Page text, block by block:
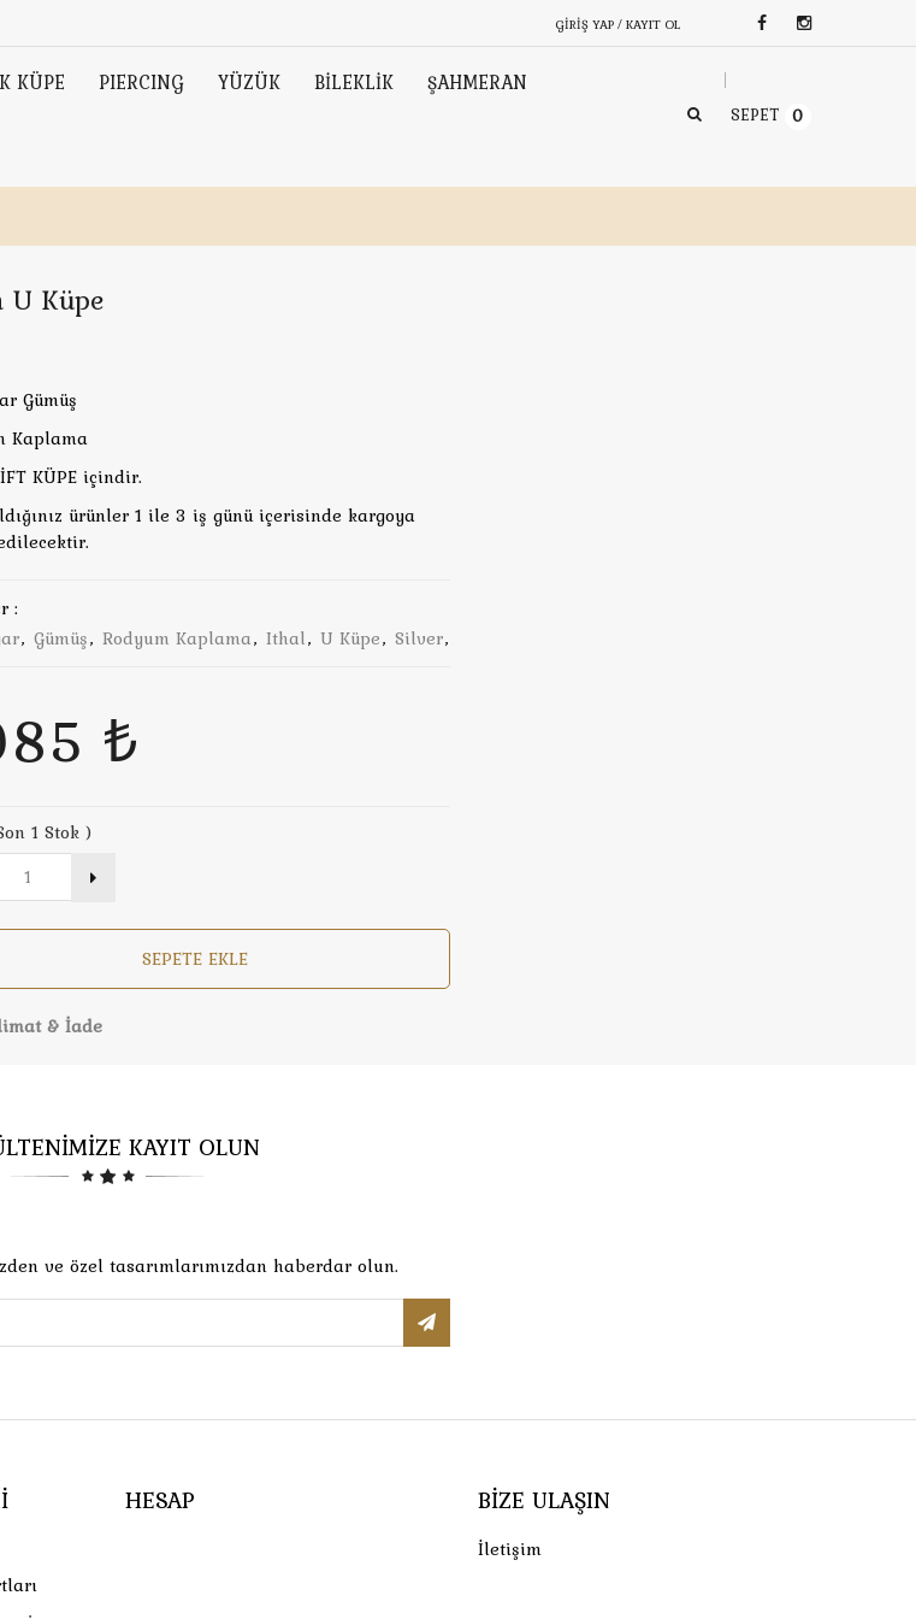
GIRIŞ YAP / KAYIT OL
KÜPE PIERCING YÜZÜK BİLEKLİK ŞAHMERAN
SEPET 0
U Küpe
Gümüş
Kaplama
KÜPE içindir.
ürünler 1 ile 3 iş günü içerisinde kargoya
:
, Gümüş, Rodyum Kaplama, Ithal, U Küpe, Silver,
₺
1 Stok )
SEPETE EKLE
& İade
KAYIT OLUN
ve özel tasarımlarımızdan haberdar olun.
HESAP BIZE ULAŞIN
İletişim